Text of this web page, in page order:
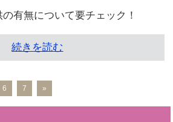
有無について要チェック！
続きを読む
6 7 »